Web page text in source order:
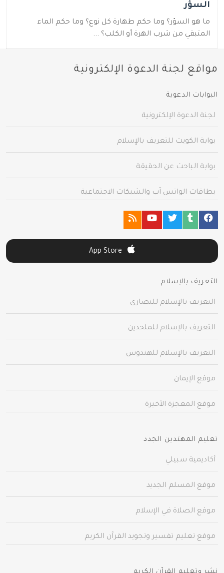
السؤر
ما هو السؤر؟ وما حكم طهارة كل نوع؟ وما حكم الماء
المتبقي من شرب الهرة أو الكلب؟ ...
مواقع لجنة الدعوة الإلكترونية
البوابات الدعوية
لجنة الدعوة الإلكترونية
بوابة الكويت للتعريف بالإسلام
بوابة الباحث عن الحقيقة
بطاقات الواتس آب والشبكات الاجتماعية
التعريف بالإسلام
التعريف بالإسلام للنصارى
التعريف بالإسلام للملحدين
التعريف بالإسلام للهندوس
موقع الإيمان
موقع المعجزة الأخيرة
تعليم المهتدين الجدد
أكاديمية سبيلي
موقع المسلم الجديد
موقع الصلاة في الإسلام
موقع تعليم تفسير وتجويد القرآن الكريم